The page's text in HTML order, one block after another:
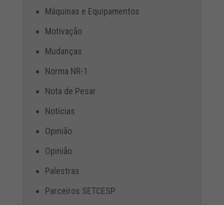
Máquinas e Equipamentos
Motivação
Mudanças
Norma NR-1
Nota de Pesar
Notícias
Opinião
Opinião
Palestras
Parceiros SETCESP